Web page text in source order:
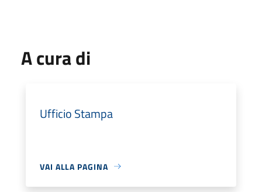
A cura di
Ufficio Stampa
VAI ALLA PAGINA